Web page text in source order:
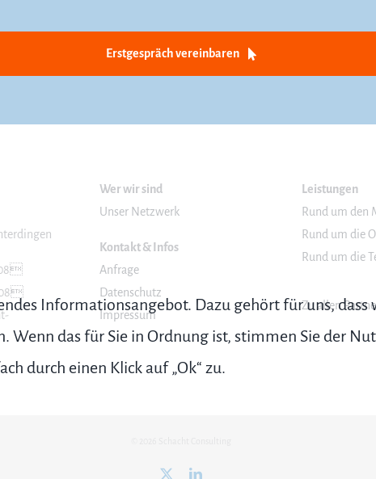
Erstgespräch vereinbaren
Wer wir sind
Unser Netzwerk
Kontakt & Infos
Anfrage
Datenschutz
Impressum
Leistungen
Rund um den
Rund um die
Rund um die
Zu allen
Informationsangebot. Dazu gehört für uns, dass
Wenn das für Sie in Ordnung ist, stimmen Sie der
durch einen Klick auf „Ok“ zu.